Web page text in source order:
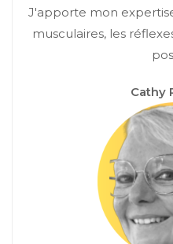
J'apporte mon
musculaires, les
Cathy